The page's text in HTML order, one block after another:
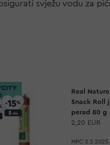
svježu vodu za
Real
Snack Roll
perad 80 g
2,20 EUR
MPC